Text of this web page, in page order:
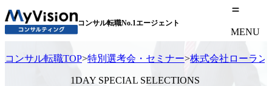
コンサル転職No.1エージェント
MENU
コンサル転職TOP>特別選考会・セミナー>株式会社ローラン
1DAY SPECIAL SELECTIONS